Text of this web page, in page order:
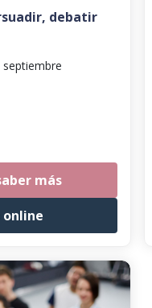
debatir
más
online